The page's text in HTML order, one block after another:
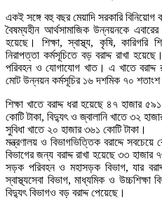
একই সঙ্গে বহু বছর মেয়াদি সরকারি বিনিয়োগ
বৈষম্যহীন আর্থসামাজিক উন্নয়নকে
হয়েছে। শিক্ষা, স্বাস্থ্য, কৃষি, কারিগরি
নিরাপত্তা কর্মসূচিতে বড় বরাদ্দ রাখা
পরিবহন ও যোগাযোগ খাত। এ খাতে বরাদ্দ
মোট উন্নয়ন কর্মসূচির ১৬ দশমিক ৭০
শিক্ষা খাতে বরাদ্দ ধরা হয়েছে ৪৭ হাজার
কোটি টাকা, বিদ্যুৎ ও জ্বালানি খাতে ৩২
সুবিধা খাতে ২০ হাজার ৩৬১ কোটি টাকা।
মন্ত্রণালয় ও বিভাগভিত্তিক বরাদ্দে
বিভাগের জন্য বরাদ্দ রাখা হয়েছে ৩৩
সড়ক পরিবহন ও মহাসড়ক বিভাগ, যার
স্বাস্থ্যসেবা বিভাগ, মাধ্যমিক ও উচ্চশিক্ষা
বিদ্যুৎ বিভাগও বড় বরাদ্দ পেয়েছে।